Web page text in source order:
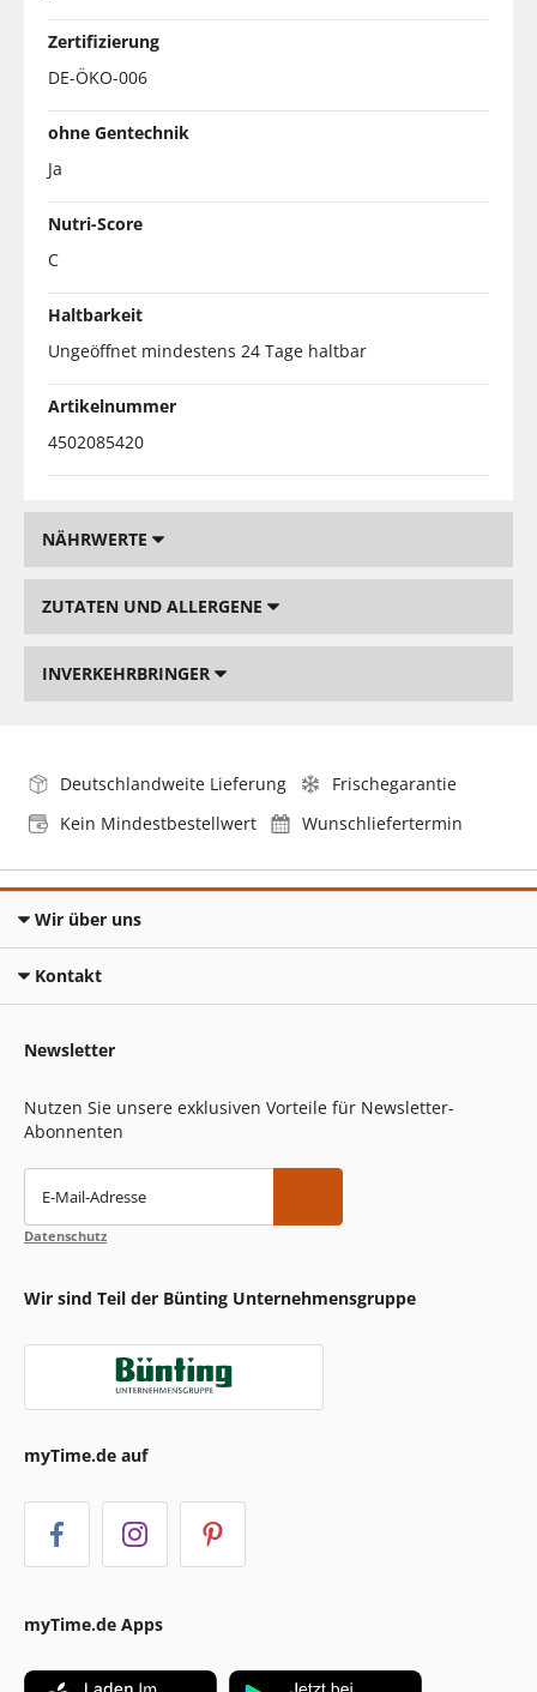
Zertifizierung
DE-ÖKO-006
ohne Gentechnik
Ja
Nutri-Score
C
Haltbarkeit
Ungeöffnet mindestens 24 Tage haltbar
Artikelnummer
4502085420
NÄHRWERTE
ZUTATEN UND ALLERGENE
INVERKEHRBRINGER
Deutschlandweite Lieferung
Frischegarantie
Kein Mindestbestellwert
Wunschliefertermin
Wir über uns
Kontakt
Newsletter
Nutzen Sie unsere exklusiven Vorteile für Newsletter-
Abonnenten
E-Mail-Adresse
Datenschutz
Wir sind Teil der Bünting Unternehmensgruppe
myTime.de auf
myTime.de Apps